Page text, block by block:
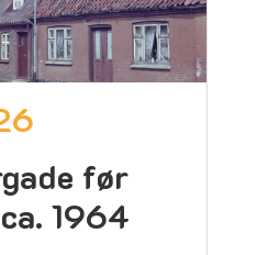
før
1964